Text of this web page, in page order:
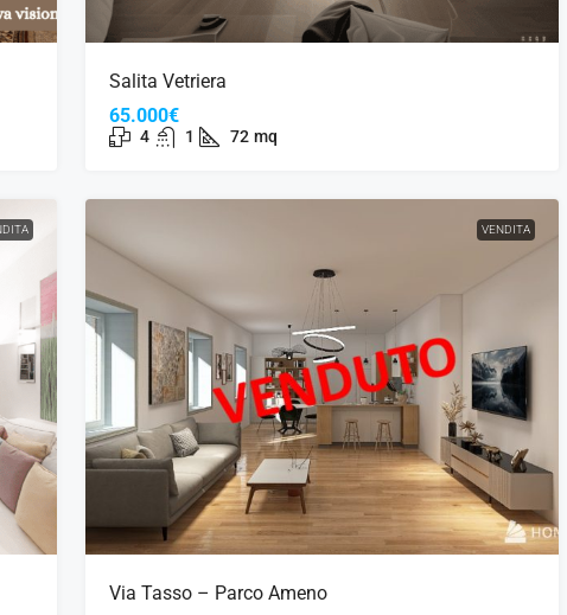
Salita Vetriera
65.000€
4 1 72 mq
VENDITA
Via Tasso – Parco Ameno